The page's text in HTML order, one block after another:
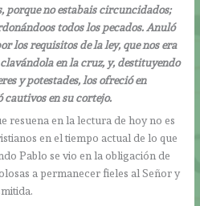
porque no estabais circuncidados;
todos los pecados. Anuló
los requisitos de la ley, que nos era
en la cruz, y, destituyendo
y potestades, los ofreció en
cautivos en su cortejo.
resuena en la lectura de hoy no es
en el tiempo actual de lo que
Pablo se vio en la obligación de
a permanecer fieles al Señor y